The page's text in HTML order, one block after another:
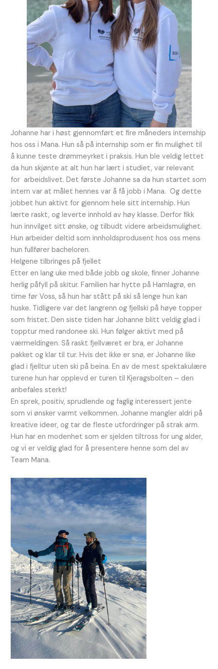
Johanne har i høst gjennomført et fire måneders internship
hos oss i Mana. Hun så på internship som er fin mulighet til
å kunne teste drømmeyrket i praksis. Hun ble veldig lettet
da hun skjønte at alt hun har lært i studiet, var relevant
for arbeidslivet. Det første Johanne sa da hun startet som
intern var at målet hennes var å få jobb i Mana. Og dette
jobbet hun aktivt for gjennom hele sitt internship. Hun
lærte raskt, og leverte innhold av høy klasse. Derfor fikk
hun innvilget sitt ønske, og tilbudt videre arbeidsmulighet.
Hun arbeider deltid som innholdsprodusent hos oss mens
hun fullfører bacheloren.
Helgene tilbringes på fjellet
Etter en lang uke med både jobb og skole, finner Johanne
herlig påfyll på skitur. Familien har hytte på Hamlagrø, en
time før Voss, så hun har stått på ski så lenge hun kan
huske. Tidligere var det langrenn og fjellski på høye topper
som fristet. Den siste tiden har Johanne blitt veldig glad i
topptur med randonee ski. Hun følger aktivt med på
værmeldingen. Så raskt fjellværet er bra, er Johanne
pakket og klar til tur. Hvis det ikke er snø, er Johanne like
glad i fjelltur uten ski på beina. En av de mest spektakulære
turene hun har opplevd er turen til Kjeragsbolten – den
anbefales sterkt!
En sprek, positiv, sprudlende og faglig interessert jente
som vi ønsker varmt velkommen. Johanne mangler aldri på
kreative ideer, og tar de fleste utfordringer på strak arm.
Hun har en modenhet som er sjelden tiltross for ung alder,
og vi er veldig glad for å presentere henne som del av
Team Mana.